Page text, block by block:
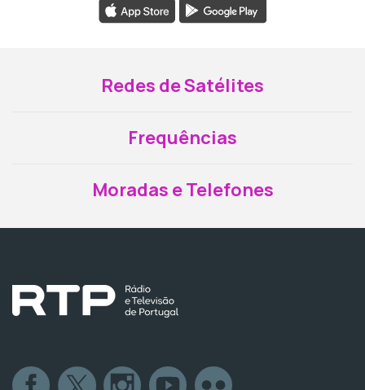
Redes de Satélites
Frequências
Moradas e Telefones